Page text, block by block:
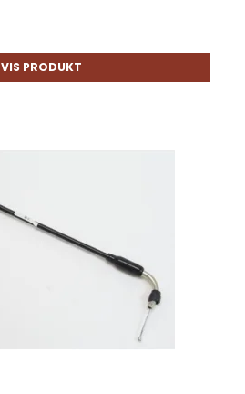
VIS PRODUKT